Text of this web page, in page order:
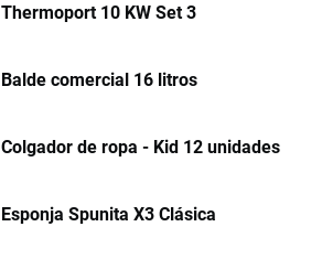
Thermoport 10 KW Set 3
Balde comercial 16 litros
Colgador de ropa - Kid 12 unidades
Esponja Spunita X3 Clásica